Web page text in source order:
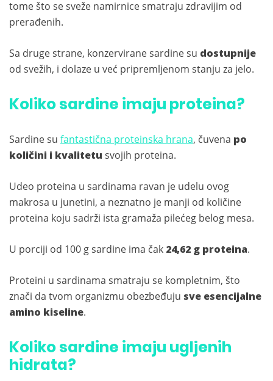
tome što se sveže namirnice smatraju zdravijim od
prerađenih.
Sa druge strane, konzervirane sardine su dostupnije
od svežih, i dolaze u već pripremljenom stanju za jelo.
Koliko sardine imaju proteina?
Sardine su fantastična proteinska hrana, čuvena po
količini i kvalitetu svojih proteina.
Udeo proteina u sardinama ravan je udelu ovog
makrosa u junetini, a neznatno je manji od količine
proteina koju sadrži ista gramaža pilećeg belog mesa.
U porciji od 100 g sardine ima čak 24,62 g proteina.
Proteini u sardinama smatraju se kompletnim, što
znači da tvom organizmu obezbeđuju sve esencijalne
amino kiseline.
Koliko sardine imaju ugljenih
hidrata?